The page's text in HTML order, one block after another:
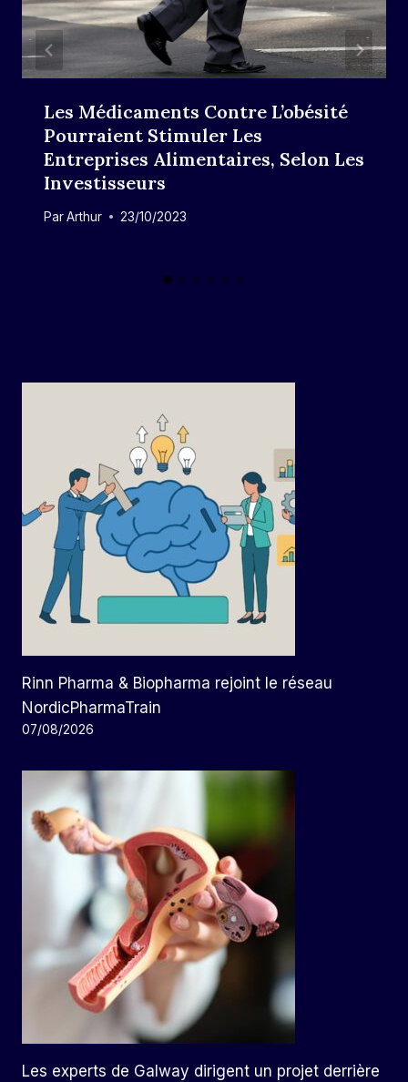
Les Médicaments Contre L’obésité
Pourraient Stimuler Les
Entreprises Alimentaires, Selon Les
Investisseurs
ParArthur 23/10/2023
Rinn Pharma & Biopharma rejoint le réseau
NordicPharmaTrain
07/08/2026
Les experts de Galway dirigent un projet derrière